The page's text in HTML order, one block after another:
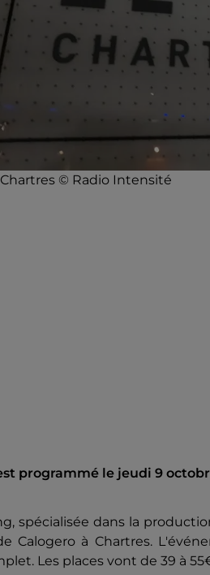
Chartres © Radio Intensité
programmé le jeudi 9
spécialisée dans la
Calogero à Chartres.
Les places vont de 39 à